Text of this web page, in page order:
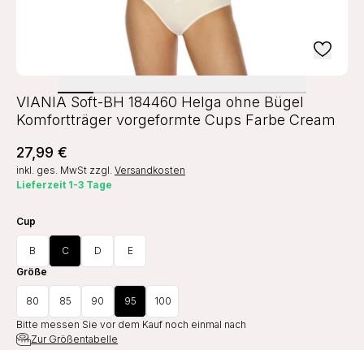
VIANIA Soft-BH 184460 Helga ohne Bügel
Komfortträger vorgeformte Cups Farbe Cream
27,99 €
inkl. ges. MwSt zzgl. Versandkosten
Lieferzeit 1-3 Tage
Cup
B C D
E
Größe
80 85 90 95
100
Bitte messen Sie vor dem Kauf noch einmal nach
Zur Größentabelle